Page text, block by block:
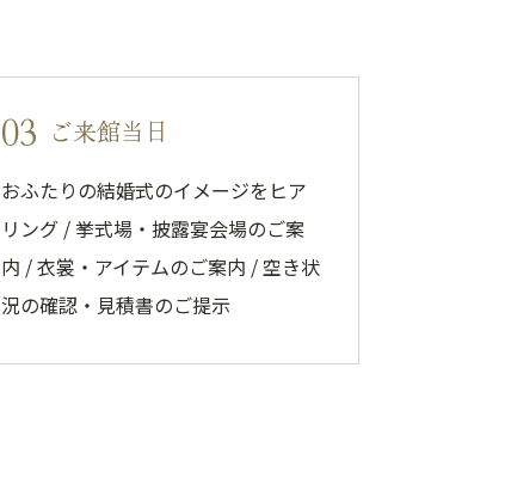
03 ご来館当日
おふたりの結婚式のイメージをヒア
リング / 挙式場・披露宴会場のご案
内 / 衣裳・アイテムのご案内 / 空き状
況の確認・見積書のご提示